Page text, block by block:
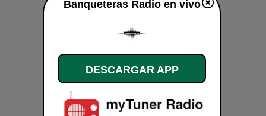
Banqueteras Radio en vivo
DESCARGAR APP